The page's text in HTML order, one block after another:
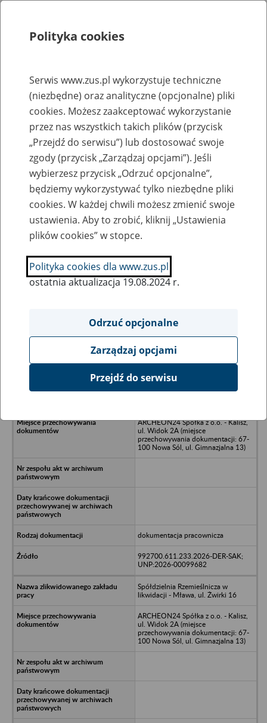
Rejestry, ewidencje i archiwa
Baza zlikwidowanych lub
przekształconych zakładów pracy
Nazwa zakładu pracy:
SZUKAJ
Ukryj wszystkie pozycje bazy
Spółdzielnia Produkcyjna URSUS -
ARCHEON24 Spółka z o.o. - Kalisz,
ul. Widok 2A (miejsce
przechowywania dokumentacji: 67-
100 Nowa Sól, ul. Gimnazjalna 13)
dokumentacja pracownicza
992700.611.233.2026-DER-SAK;
UNP:2026-00099682
Spółdzielnia Rzemieślnicza w
likwidacji - Mława, ul. Żwirki 16
ARCHEON24 Spółka z o.o. - Kalisz,
ul. Widok 2A (miejsce
przechowywania dokumentacji: 67-
100 Nowa Sól, ul. Gimnazjalna 13)
Polityka cookies
Serwis www.zus.pl wykorzystuje techniczne
(niezbędne) oraz analityczne (opcjonalne) pliki
cookies. Możesz zaakceptować wykorzystanie
przez nas wszystkich takich plików (przycisk
„Przejdź do serwisu”) lub dostosować swoje
zgody (przycisk „Zarządzaj opcjami”). Jeśli
wybierzesz przycisk „Odrzuć opcjonalne”,
będziemy wykorzystywać tylko niezbędne pliki
cookies. W każdej chwili możesz zmienić swoje
ustawienia. Aby to zrobić, kliknij „Ustawienia
plików cookies” w stopce.
Polityka cookies dla www.zus.pl
ostatnia aktualizacja 19.08.2024 r.
Odrzuć opcjonalne
Zarządzaj opcjami
Przejdź do serwisu